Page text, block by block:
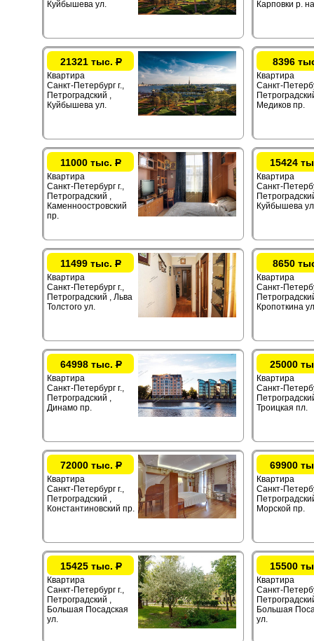
Куйбышева ул. Карповки р.
21321 тыс.Р
Квартира
Санкт-Петербург г.,
Петроградский ,
Куйбышева ул.
8396
Квартира
Санкт-
Медиков пр.
11000 тыс. Р
Квартира
Санкт-Петербург г.,
Петроградский ,
Каменноостровский
пр.
15424
Квартира
Санкт-
Куйбышева
11499 тыс. Р
Квартира
Санкт-Петербург г.,
Петроградский , Льва
Толстого ул.
8650
Квартира
Санкт-
Кропоткина
64998 тыс.Р
Квартира
Санкт-Петербург г.,
Петроградский ,
Динамо пр.
25000
Квартира
Санкт-
Троицкая пл.
72000 тыс.Р
Квартира
Санкт-Петербург г.,
Петроградский ,
Константиновский пр.
69900
Квартира
Санкт-
Морской пр.
15425 тыс.Р
Квартира
Санкт-Петербург г.,
Петроградский ,
Большая Посадская
ул.
15500
Квартира
Санкт-
Большая
ул.